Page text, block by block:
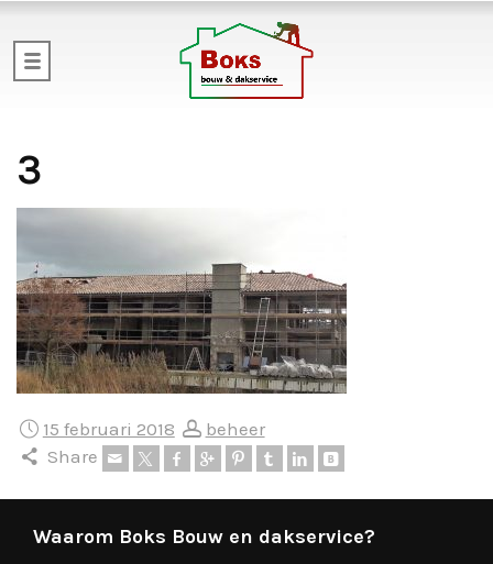
3
15 februari 2018
beheer
Share
Waarom Boks Bouw en dakservice?